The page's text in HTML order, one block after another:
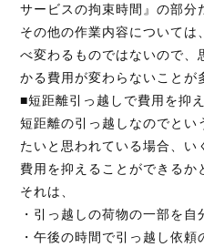
サービスの拘束時間』の部分
その他の作業内容について
べ変わるものではないので、
かる費用が変わらないことが
■短距離引っ越しで費用を抑
短距離の引っ越しなのでとい
たいと思われている場合、い
費用を抑えることができるか
それは、
・引っ越しの荷物の一部を自
・午後の時間で引っ越し依頼